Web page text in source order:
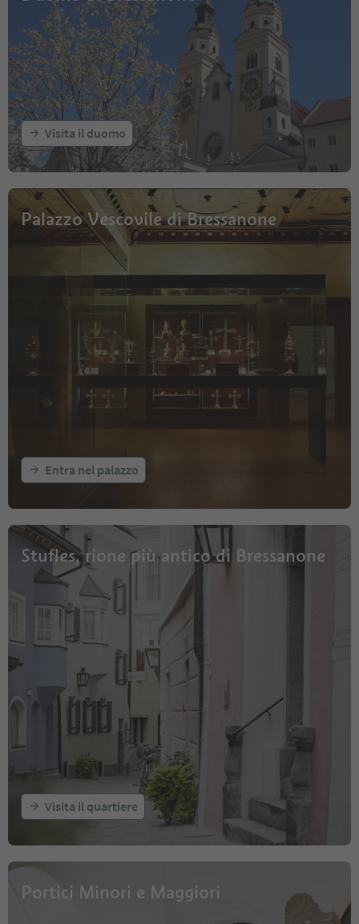
Visita il duomo
Palazzo Vescovile di Bressanone
Entra nel palazzo
Stufles, rione più antico di Bressanone
Visita il quartiere
Portici Minori e Maggiori